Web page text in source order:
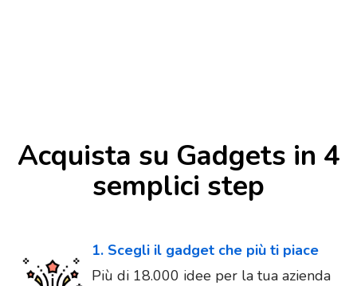
Acquista su Gadgets in 4
semplici step
1. Scegli il gadget che più ti piace
Più di 18.000 idee per la tua azienda